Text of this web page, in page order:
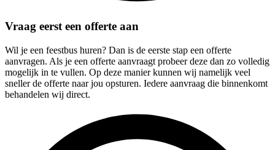
Vraag eerst een offerte aan
Wil je een feestbus huren? Dan is de eerste stap een offerte
aanvragen. Als je een offerte aanvraagt probeer deze dan zo volledig
mogelijk in te vullen. Op deze manier kunnen wij namelijk veel
sneller de offerte naar jou opsturen. Iedere aanvraag die binnenkomt
behandelen wij direct.